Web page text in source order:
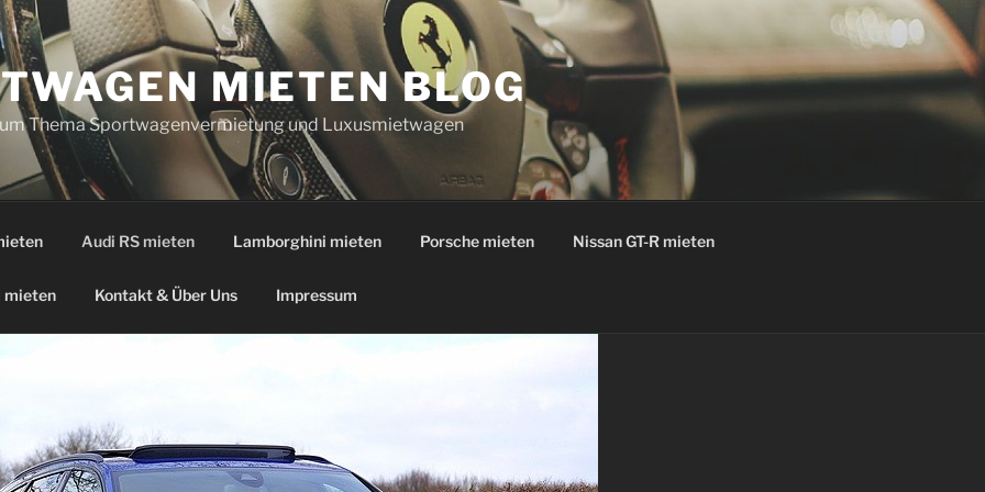
MIETEN BLOG
Thema Sportwagenvermietung und Luxusmietwagen
Audi RS mieten Lamborghini mieten Porsche mieten Nissan GT-R mieten
mieten Kontakt & Über Uns Impressum